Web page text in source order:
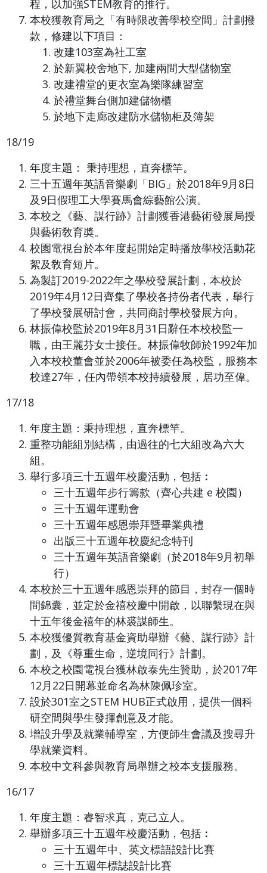
程，以加強STEM教育的推行。
本校獲教育局之「有時限改善學校空間」計劃撥
款，修建以下項目：
改建103室為社工室
於新翼校舍地下, 加建兩間大型儲物室
改建禮堂的更衣室為樂隊練習室
於禮堂舞台側加建儲物櫃
於地下走廊改建防水儲物柜及簿架
18/19
年度主題： 秉持理想，直奔標竿。
三十五週年英語音樂劇「BIG」於2018年9月8日
及9日假理工大學賽馬會綜藝館公演。
本校之《藝、謀行跡》計劃獲香港藝術發展局授
與藝術敎育奬。
校園電視台於本年度起開始定時播放學校活動花
絮及敎育短片。
為製訂2019-2022年之學校發展計劃，本校於
2019年4月12日齊集了學校各持份者代表，舉行
了學校發展研討會，共同商討學校發展方向。
林振偉校監於2019年8月31日辭任本校校監一
職，由王麗芬女士接任。林振偉牧師於1992年加
入本校校董會並於2006年被委任為校監，服務本
校達27年，任內帶領本校持續發展，居功至偉。
17/18
年度主題：秉持理想，直奔標竿。
重整功能組別結構，由過往的七大組改為六大
組。
舉行多項三十五週年校慶活動，包括︰
三十五週年步行籌款（齊心共建 e 校園）
三十五週年運動會
三十五週年感恩崇拜暨畢業典禮
出版三十五週年校慶紀念特刊
三十五週年英語音樂劇（於2018年9月初舉
行）
本校於三十五週年感恩崇拜的節目，封存一個時
間錦囊，並定於金禧校慶中開啟，以聯繫現在與
十五年後金禧年的林裘謀師生。
本校獲優質教育基金資助舉辦《藝、謀行跡》計
劃，及《尊重生命，逆境同行》計劃。
本校之校園電視台獲林啟泰先生贊助，於2017年
12月22日開幕並命名為林陳佩珍室。
設於301室之STEM HUB正式啟用，提供一個科
研空間與學生發揮創意及才能。
增設升學及就業輔導室，方便師生會議及搜尋升
學就業資料。
本校中文科參與教育局舉辦之校本支援服務。
16/17
年度主題：睿智求真，克己立人。
舉辦多項三十五週年校慶活動，包括︰
三十五週年中、英文標語設計比賽
三十五週年標誌設計比賽